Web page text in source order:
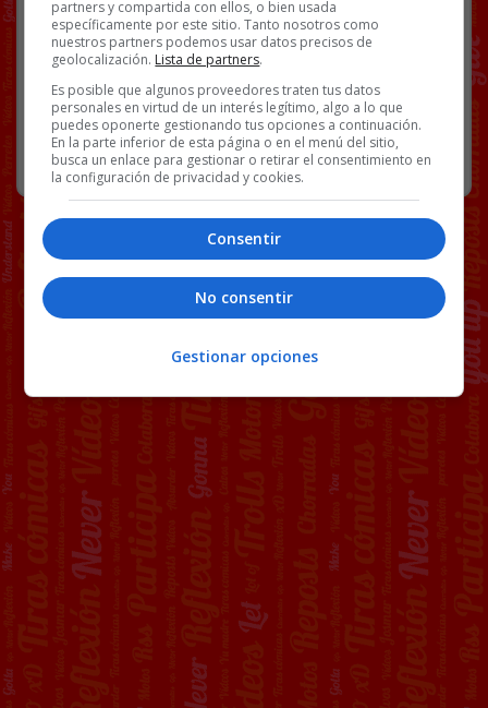
VÍDEOS
166 COMENTARIOS
RANDOM 13 MAYO, 2026
partners y compartida con ellos, o bien usada
específicamente por este sitio. Tanto nosotros como
nuestros partners podemos usar datos precisos de
geolocalización. Lista de partners.
Es posible que algunos proveedores traten tus datos
personales en virtud de un interés legítimo, algo a lo que
puedes oponerte gestionando tus opciones a continuación.
En la parte inferior de esta página o en el menú del sitio,
busca un enlace para gestionar o retirar el consentimiento en
la configuración de privacidad y cookies.
Consentir
No consentir
Gestionar opciones